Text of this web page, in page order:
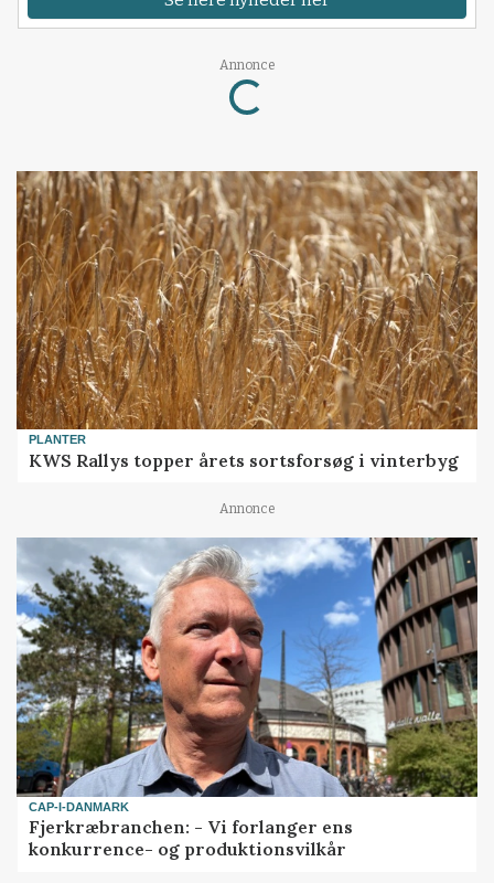
Annonce
Loading...
PLANTER
KWS Rallys topper årets sortsforsøg i vinterbyg
Annonce
CAP-I-DANMARK
Fjerkræbranchen: - Vi forlanger ens
konkurrence- og produktionsvilkår